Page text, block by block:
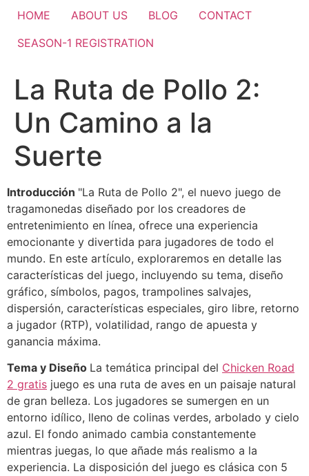
HOME ABOUT US BLOG
CONTACT
SEASON-1 REGISTRATION
La Ruta de Pollo 2:
Un Camino a la
Suerte
Introducción "La Ruta de Pollo 2", el nuevo juego de
tragamonedas diseñado por los creadores de
entretenimiento en línea, ofrece una experiencia
emocionante y divertida para jugadores de todo el
mundo. En este artículo, exploraremos en detalle las
características del juego, incluyendo su tema, diseño
gráfico, símbolos, pagos, trampolines salvajes,
dispersión, características especiales, giro libre, retorno
a jugador (RTP), volatilidad, rango de apuesta y
ganancia máxima.
Tema y Diseño La temática principal del Chicken Road
2 gratis juego es una ruta de aves en un paisaje natural
de gran belleza. Los jugadores se sumergen en un
entorno idílico, lleno de colinas verdes, arbolado y cielo
azul. El fondo animado cambia constantemente
mientras juegas, lo que añade más realismo a la
experiencia. La disposición del juego es clásica con 5